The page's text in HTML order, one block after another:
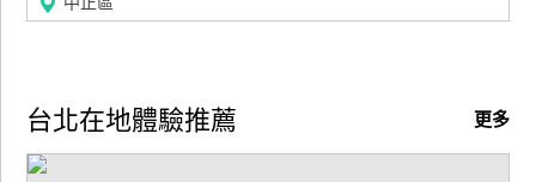
更多
台北在地體驗推薦